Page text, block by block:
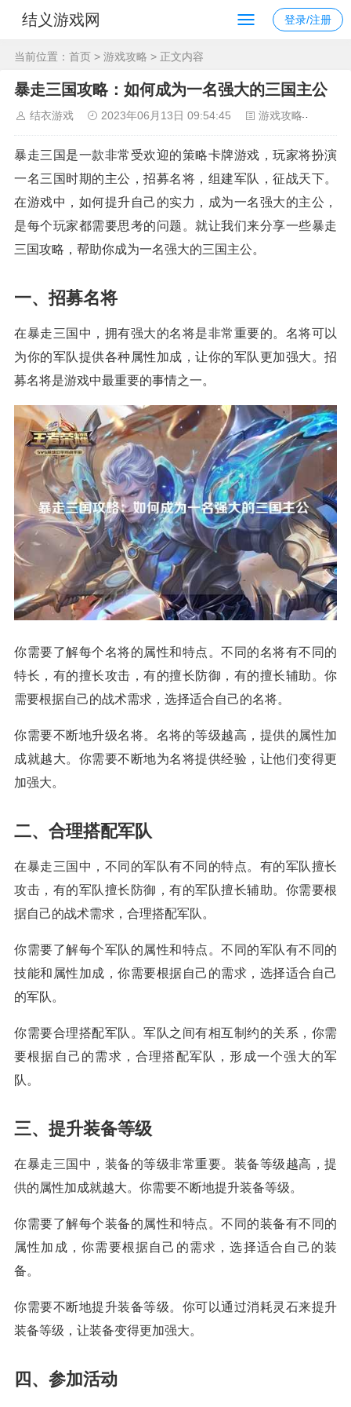
结义游戏网 登录/注册
当前位置： 首页 > 游戏攻略 > 正文内容
暴走三国攻略：如何成为一名强大的三国主公
结衣游戏 2023年06月13日 09:54:45 游戏攻略
暴走三国是一款非常受欢迎的策略卡牌游戏，玩家将扮演
一名三国时期的主公，招募名将，组建军队，征战天下。
在游戏中，如何提升自己的实力，成为一名强大的主公，
是每个玩家都需要思考的问题。就让我们来分享一些暴走
三国攻略，帮助你成为一名强大的三国主公。
一、招募名将
在暴走三国中，拥有强大的名将是非常重要的。名将可以
为你的军队提供各种属性加成，让你的军队更加强大。招
募名将是游戏中最重要的事情之一。
你需要了解每个名将的属性和特点。不同的名将有不同的
特长，有的擅长攻击，有的擅长防御，有的擅长辅助。你
需要根据自己的战术需求，选择适合自己的名将。
你需要不断地升级名将。名将的等级越高，提供的属性加
成就越大。你需要不断地为名将提供经验，让他们变得更
加强大。
二、合理搭配军队
在暴走三国中，不同的军队有不同的特点。有的军队擅长
攻击，有的军队擅长防御，有的军队擅长辅助。你需要根
据自己的战术需求，合理搭配军队。
你需要了解每个军队的属性和特点。不同的军队有不同的
技能和属性加成，你需要根据自己的需求，选择适合自己
的军队。
你需要合理搭配军队。军队之间有相互制约的关系，你需
要根据自己的需求，合理搭配军队，形成一个强大的军
队。
三、提升装备等级
在暴走三国中，装备的等级非常重要。装备等级越高，提
供的属性加成就越大。你需要不断地提升装备等级。
你需要了解每个装备的属性和特点。不同的装备有不同的
属性加成，你需要根据自己的需求，选择适合自己的装
备。
你需要不断地提升装备等级。你可以通过消耗灵石来提升
装备等级，让装备变得更加强大。
四、参加活动